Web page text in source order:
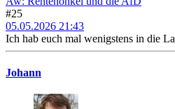
#25
05.05.2026 21:43
Ich hab euch mal wenigstens in die
Johann